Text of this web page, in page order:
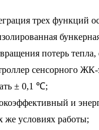
трех функций
потерь
сенсорного
± 0,1 ℃;
и
же условиях работы;